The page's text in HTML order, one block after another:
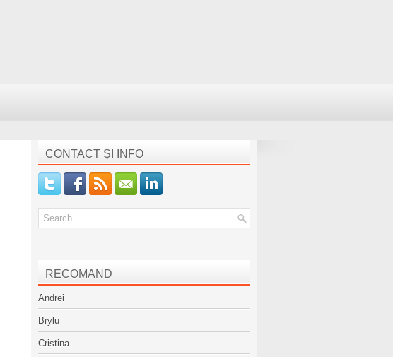
CONTACT ȘI INFO
RECOMAND
Andrei
Brylu
Cristina